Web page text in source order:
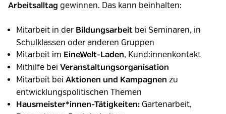
Arbeitsalltag gewinnen. Das kann beinhalten:
Mitarbeit in der Bildungsarbeit bei Seminaren, in
Schulklassen oder anderen Gruppen
Mitarbeit im EineWelt-Laden, Kund:innenkontakt
Mithilfe bei Veranstaltungsorganisation
Mitarbeit bei Aktionen und Kampagnen zu
entwicklungspolitischen Themen
Hausmeister*innen-Tätigkeiten: Gartenarbeit,